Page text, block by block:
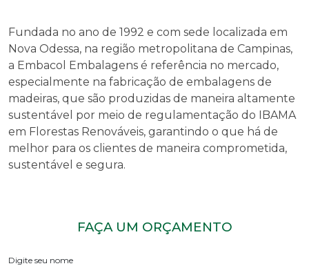
Fundada no ano de 1992 e com sede localizada em
Nova Odessa, na região metropolitana de Campinas,
a Embacol Embalagens é referência no mercado,
especialmente na fabricação de embalagens de
madeiras, que são produzidas de maneira altamente
sustentável por meio de regulamentação do IBAMA
em Florestas Renováveis, garantindo o que há de
melhor para os clientes de maneira comprometida,
sustentável e segura.
FAÇA UM ORÇAMENTO
Digite seu nome